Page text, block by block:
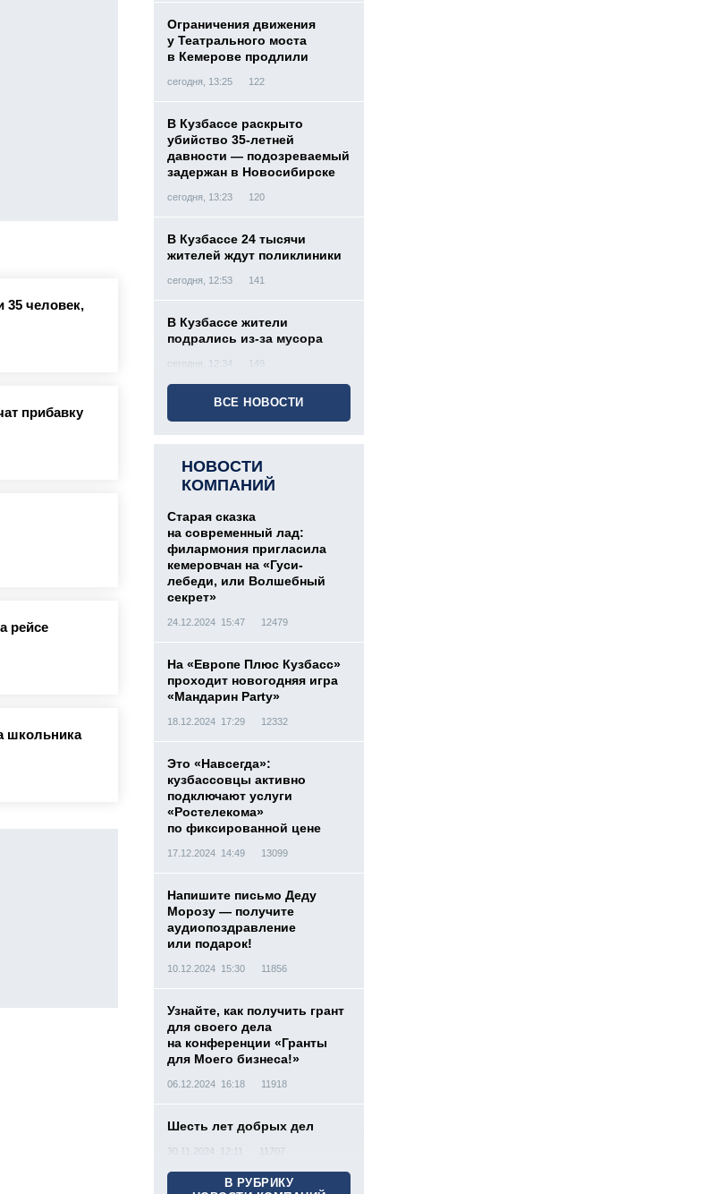
35 человек,
прибавку
рейсе
школьника
Ограничения движения
у Театрального моста
в Кемерове продлили
сегодня, 13:25 122
В Кузбассе раскрыто
убийство 35-летней
давности — подозреваемый
задержан в Новосибирске
сегодня, 13:23 120
В Кузбассе 24 тысячи
жителей ждут поликлиники
сегодня, 12:53 141
В Кузбассе жители
подрались из-за мусора
сегодня, 12:34 149
ВСЕ НОВОСТИ
НОВОСТИ
КОМПАНИЙ
Старая сказка
на современный лад:
филармония пригласила
кемеровчан на «Гуси-
лебеди, или Волшебный
секрет»
24.12.2024 15:47 12479
На «Европе Плюс Кузбасс»
проходит новогодняя игра
«Мандарин Party»
18.12.2024 17:29 12332
Это «Навсегда»:
кузбассовцы активно
подключают услуги
«Ростелекома»
по фиксированной цене
17.12.2024 14:49 13099
Напишите письмо Деду
Морозу — получите
аудиопоздравление
или подарок!
10.12.2024 15:30 11856
Узнайте, как получить грант
для своего дела
на конференции «Гранты
для Моего бизнеса!»
06.12.2024 16:18 11918
Шесть лет добрых дел
30.11.2024 12:11 11707
В РУБРИКУ